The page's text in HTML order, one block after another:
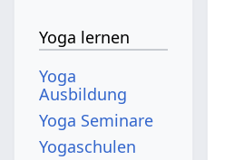
Yoga lernen
Yoga
Ausbildung
Yoga Seminare
Yogaschulen